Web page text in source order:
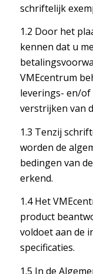
schriftelijk
1.2 Door het
kennen dat u
VMEcentrum
leverings- en/
verstrijken van
1.3 Tenzij
worden de
bedingen van
erkend.
1.4 Het
product
voldoet aan de
specificaties.
1.5 In de